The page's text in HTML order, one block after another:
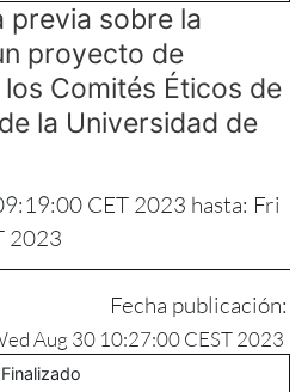
previa sobre la
proyecto de
Comités Éticos de
la Universidad de
CET 2023 hasta: Fri
2023
Fecha publicación:
Aug 30 10:27:00 CEST 2023
Finalizado